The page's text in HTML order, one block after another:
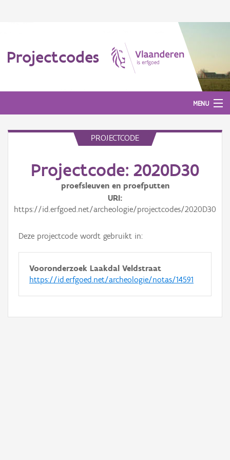
Projectcodes
MENU
PROJECTCODE
Projectcode: 2020D30
proefsleuven en proefputten
URI
https://id.erfgoed.net/archeologie/projectcodes/2020D30
Deze projectcode wordt gebruikt in:
Vooronderzoek Laakdal Veldstraat
https://id.erfgoed.net/archeologie/notas/14591